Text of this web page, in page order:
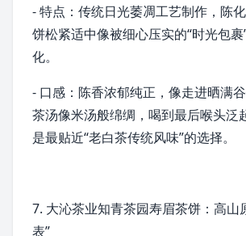
- 特点：传统日光萎凋工艺制作，陈
饼松紧适中像被细心压实的“时光包
化。
- 口感：陈香浓郁纯正，像走进晒满
茶汤像米汤般绵绸，喝到最后喉头泛
是最贴近“老白茶传统风味”的选择。
7. 大沁茶业知青茶园寿眉茶饼：高山
表”